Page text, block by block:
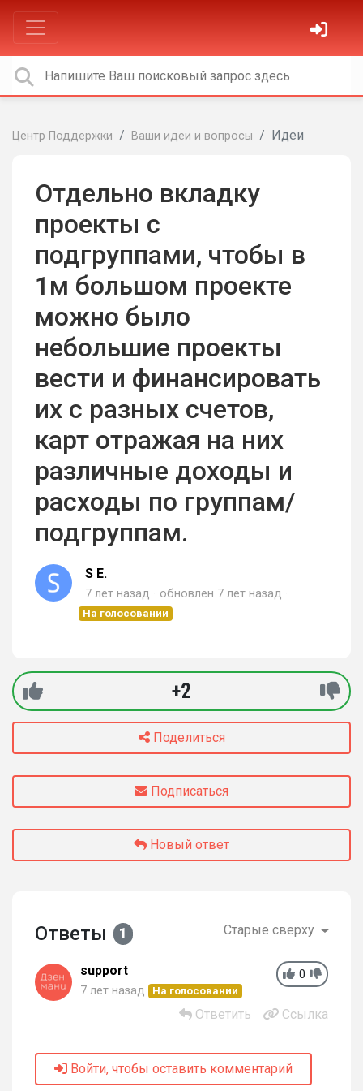
Центр Поддержки Ваши идеи и вопросы Идеи
Отдельно вкладку
проекты с
подгруппами, чтобы в
1м большом проекте
можно было
небольшие проекты
вести и финансировать
их с разных счетов,
карт отражая на них
различные доходы и
расходы по группам/
подгруппам.
S E.
7 лет назад обновлен 7 лет назад
На голосовании
+2
Поделиться
Подписаться
Новый ответ
Ответы 1 Старые сверху
0
support
7 лет назад На голосовании
Ответить Ссылка
Войти, чтобы оставить комментарий